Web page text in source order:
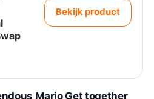
Bekijk product
Mario Get together